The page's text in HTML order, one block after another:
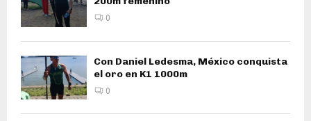
0
Con Daniel Ledesma, México conquista
el oro en K1 1000m
0